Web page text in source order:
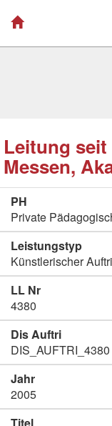
Leitung seit
Messen,
PH
Private
Leistungstyp
Künstlerischer
LL Nr
4380
Dis Auftri
DIS_AUFTRI_4380
Jahr
2005